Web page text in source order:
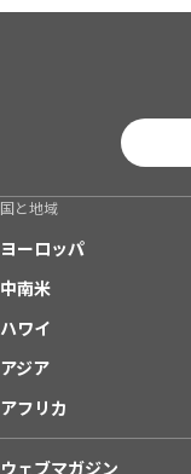
国と地域
ヨーロッパ
中南米
ハワイ
アジア
アフリカ
ウェブマガジン